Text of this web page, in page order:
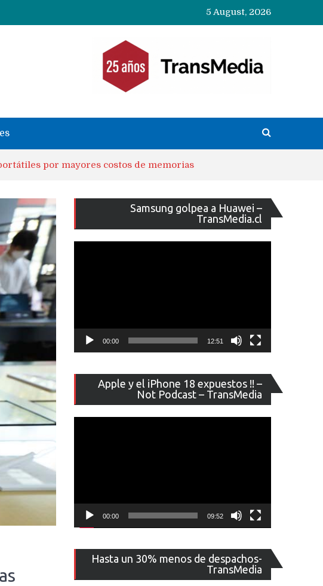
5 August, 2026
por mayores costos de memorias
Samsung golpea a Huawei –
TransMedia.cl
de
vídeo
00:00 12:51
Apple y el iPhone 18 expuestos !! –
Not Podcast – TransMedia
de
vídeo
00:00 09:52
Hasta un 30% menos de despachos-
TransMedia
de
vídeo